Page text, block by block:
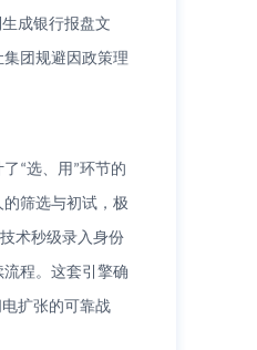
成银行报盘文
团规避因政策理
了“选、用 ”环节的
筛选与初试，极
技术秒级录入身份
程。这套引擎确
扩张的可靠战